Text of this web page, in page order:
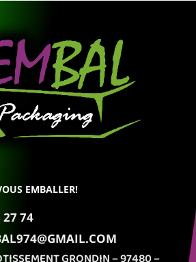
EMBALLER!
27 74
@GMAIL.COM